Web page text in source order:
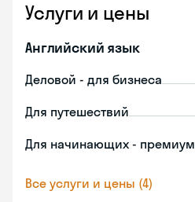
Услуги и цены
Английский язык
Деловой - для бизнеса
Для путешествий
Для начинающих - премиум
Все услуги и цены (4)